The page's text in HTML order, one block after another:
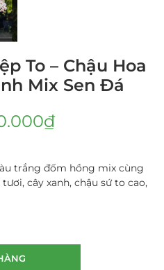
To – Chậu Hoa
Mix Sen Đá
₫
trắng đốm hồng mix cùng
cây xanh, chậu sứ to cao,